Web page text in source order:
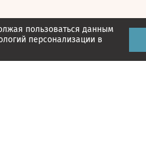
пользоваться данным
персонализации в